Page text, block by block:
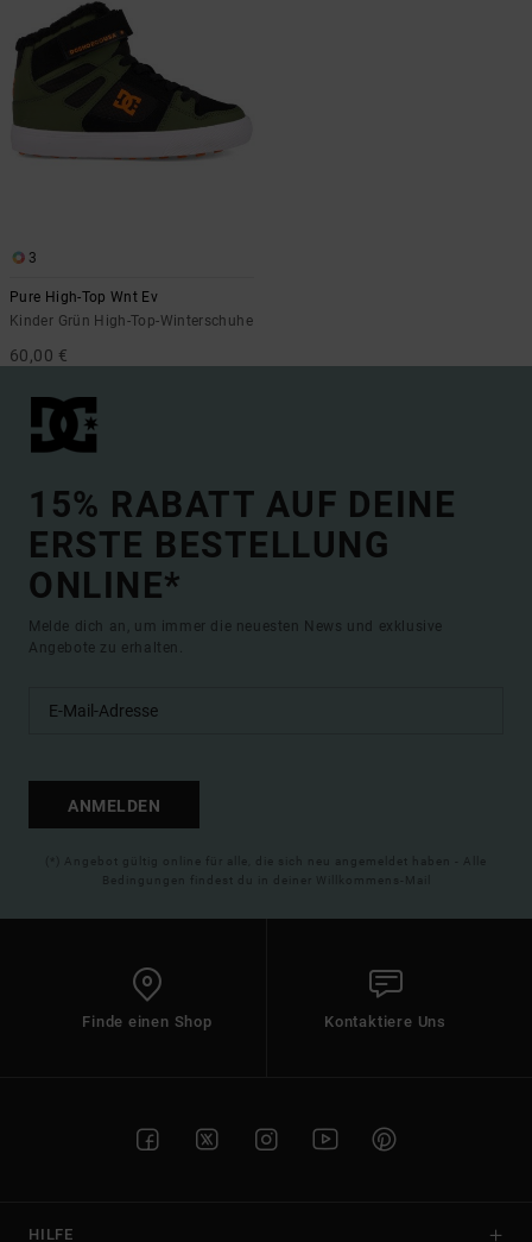
3
Pure High-Top Wnt Ev
Kinder Grün High-Top-Winterschuhe
60,00 €
15% RABATT AUF DEINE
ERSTE BESTELLUNG
ONLINE*
Melde dich an, um immer die neuesten News und exklusive
Angebote zu erhalten.
ANMELDEN
(*) Angebot gültig online für alle, die sich neu angemeldet haben - Alle
Bedingungen findest du in deiner Willkommens-Mail
Finde einen Shop Kontaktiere Uns
HILFE